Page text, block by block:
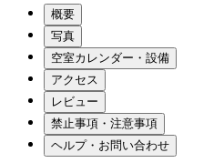
概要
写真
空室カレンダー・設備
アクセス
レビュー
禁止事項・注意事項
ヘルプ・お問い合わせ